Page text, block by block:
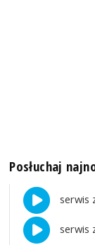
Posłuchaj
serwis
serwis